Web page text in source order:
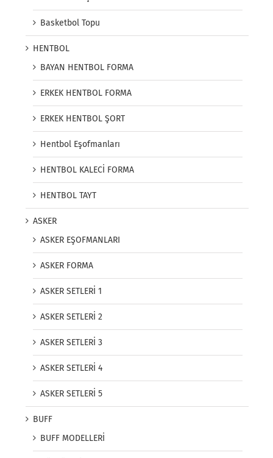
Basketbol Topu
HENTBOL
BAYAN HENTBOL FORMA
ERKEK HENTBOL FORMA
ERKEK HENTBOL ŞORT
Hentbol Eşofmanları
HENTBOL KALECİ FORMA
HENTBOL TAYT
ASKER
ASKER EŞOFMANLARI
ASKER FORMA
ASKER SETLERİ 1
ASKER SETLERİ 2
ASKER SETLERİ 3
ASKER SETLERİ 4
ASKER SETLERİ 5
BUFF
BUFF MODELLERİ